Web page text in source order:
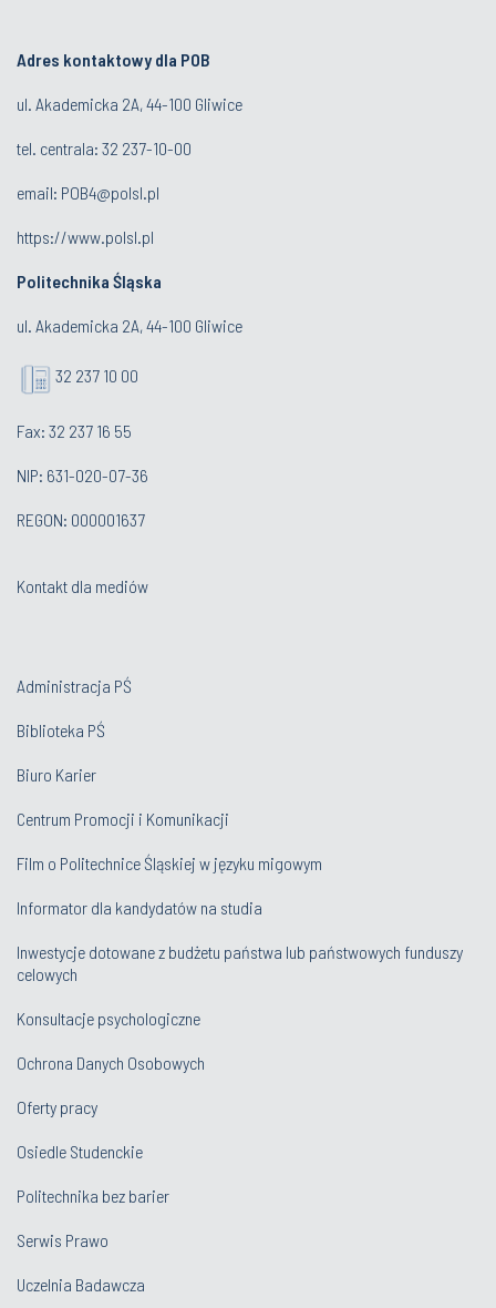
Adres kontaktowy dla POB
ul. Akademicka 2A, 44-100 Gliwice
tel. centrala: 32 237-10-00
email: POB4@polsl.pl
https://www.polsl.pl
Politechnika Śląska
ul. Akademicka 2A, 44-100 Gliwice
32 237 10 00
Fax: 32 237 16 55
NIP: 631-020-07-36
REGON: 000001637
Kontakt dla mediów
Administracja PŚ
Biblioteka PŚ
Biuro Karier
Centrum Promocji i Komunikacji
Film o Politechnice Śląskiej w języku migowym
Informator dla kandydatów na studia
Inwestycje dotowane z budżetu państwa lub państwowych funduszy
celowych
Konsultacje psychologiczne
Ochrona Danych Osobowych
Oferty pracy
Osiedle Studenckie
Politechnika bez barier
Serwis Prawo
Uczelnia Badawcza